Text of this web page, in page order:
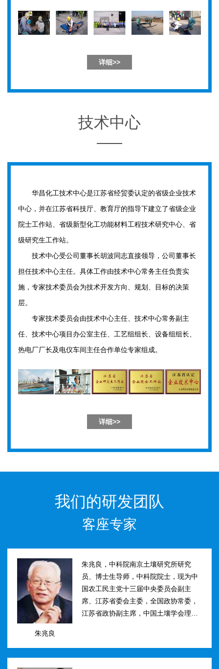
详细>>
技术中心
华昌化工技术中心是江苏省经贸委认定的省级企业技术
中心，并在江苏省科技厅、教育厅的指导下建立了省级企业
院士工作站、省级新型化工功能材料工程技术研究中心、省
级研究生工作站。
技术中心受公司董事长胡波同志直接领导，公司董事长
担任技术中心主任。具体工作由技术中心常务主任负责实
施，专家技术委员会为技术开发方向、规划、目标的决策
层。
专家技术委员会由技术中心主任、技术中心常务副主
任、技术中心项目办公室主任、工艺组组长、设备组组长、
热电厂厂长及电仪车间主任合作单位专家组成。
详细>>
我们的研发团队
客座专家
朱兆良
朱兆良，中科院南京土壤研究所研究
员、博士生导师，中科院院士，现为中
国农工民主党十三届中央委员会副主
席、江苏省委会主委，全国政协常委，
江苏省政协副主席，中国土壤学会理事
国家、中科院、江苏省科技进步奖和自